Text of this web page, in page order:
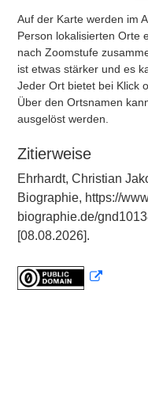
Auf der Karte werden im
Person lokalisierten Orte
nach Zoomstufe
ist etwas stärker und es
Jeder Ort bietet bei Klick
Über den Ortsnamen
ausgelöst werden.
Zitierweise
Ehrhardt, Christian
Biographie, https://
biographie.de/
[08.08.2026].